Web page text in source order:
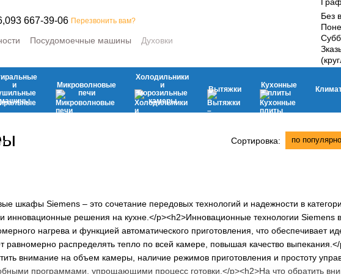
093 667-39-06 Перезвонить вам?
Посудомоечные машины
Духовки
морозильные камеры
Вытяжки Кухонные плиты
Климатическая
бытовая техника
Без
и
Микроволновые
печи
Холодильники
и
морозильные
камеры
Вытяжки
Кухонные
плиты
Сортировка: по
шкафы Siemens – это сочетание передовых технологий и надежности в
и инновационные решения на кухне.</p><h2>Инновационные технологии
нагрева и функцией автоматического приготовления, что обеспечивает
равномерно распределять тепло по всей камере, повышая качество
внимание на объем камеры, наличие режимов приготовления и простоту
программами, упрощающими процесс готовки.</p><h2>На что обратить